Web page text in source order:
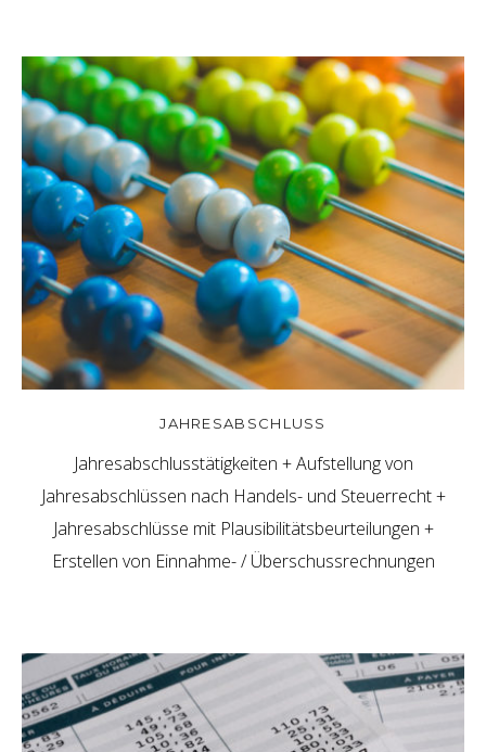
JAHRESABSCHLUSS
Jahresabschlusstätigkeiten + Aufstellung von
Jahresabschlüssen nach Handels- und Steuerrecht +
Jahresabschlüsse mit Plausibilitätsbeurteilungen +
Erstellen von Einnahme- / Überschussrechnungen